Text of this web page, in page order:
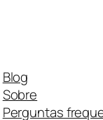
Blog
Sobre
Perguntas